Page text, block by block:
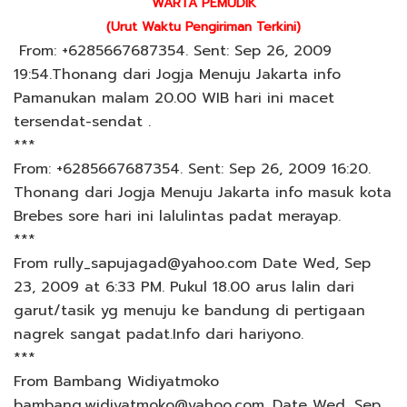
(Urut Waktu Pengiriman Terkini)
From: +6285667687354. Sent: Sep 26, 2009
19:54.Thonang dari Jogja Menuju Jakarta info
Pamanukan malam 20.00 WIB hari ini macet
tersendat-sendat .
***
From: +6285667687354. Sent: Sep 26, 2009 16:20.
Thonang dari Jogja Menuju Jakarta info masuk kota
Brebes sore hari ini lalulintas padat merayap.
***
From rully_sapujagad@yahoo.com Date Wed, Sep
23, 2009 at 6:33 PM. Pukul 18.00 arus lalin dari
garut/tasik yg menuju ke bandung di pertigaan
nagrek sangat padat.Info dari hariyono.
***
From Bambang Widiyatmoko